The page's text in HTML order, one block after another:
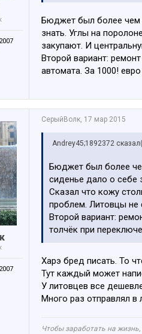
Бюджет был более чем
знать. Углы на
закупают. И
Второй вариант:
автомата. За 1000!
СерыйВолк, 17 мар 2015
Andrey45;1892372
Бюджет был более
сиденье дало о себе
Сказал что кожу
проблем. Литовцы не
Второй вариант:
толчёк при
Харэ бред писать. То
Тут каждый может
У литовцев все
Много раз отправлял в
Чтобы заработать на